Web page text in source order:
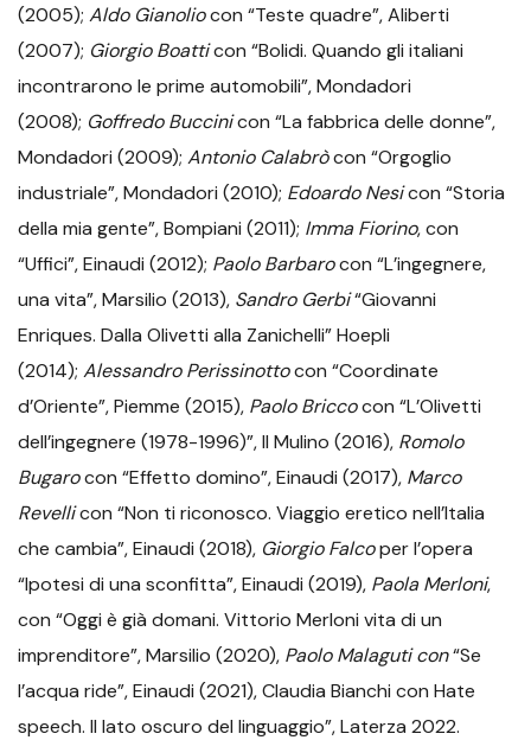
(2005); Aldo Gianoliocon “Teste quadre”, Aliberti
(2007); Giorgio Boatticon “Bolidi. Quando gli italiani
incontrarono le prime automobili”, Mondadori
(2008); Goffredo Buccinicon “La fabbrica delle donne”,
Mondadori (2009); Antonio Calabròcon “Orgoglio
industriale”, Mondadori (2010); Edoardo Nesicon “Storia
della mia gente”, Bompiani (2011); Imma Fiorino, con
“Uffici”, Einaudi (2012); Paolo Barbarocon “L’ingegnere,
una vita”, Marsilio (2013), Sandro Gerbi“Giovanni
Enriques. Dalla Olivetti alla Zanichelli” Hoepli
(2014); Alessandro Perissinottocon “Coordinate
d’Oriente”, Piemme (2015), Paolo Briccocon “L’Olivetti
dell’ingegnere (1978-1996)”, Il Mulino (2016), Romolo
Bugarocon “Effetto domino”, Einaudi (2017), Marco
Revellicon “Non ti riconosco. Viaggio eretico nell’Italia
che cambia”, Einaudi (2018), Giorgio Falcoper l’opera
“Ipotesi di una sconfitta”, Einaudi (2019), Paola Merloni,
con “Oggi è già domani. Vittorio Merloni vita di un
imprenditore”, Marsilio (2020), Paolo Malaguti con“Se
l’acqua ride”, Einaudi (2021), Claudia Bianchi con Hate
speech. Il lato oscuro del linguaggio”, Laterza 2022.